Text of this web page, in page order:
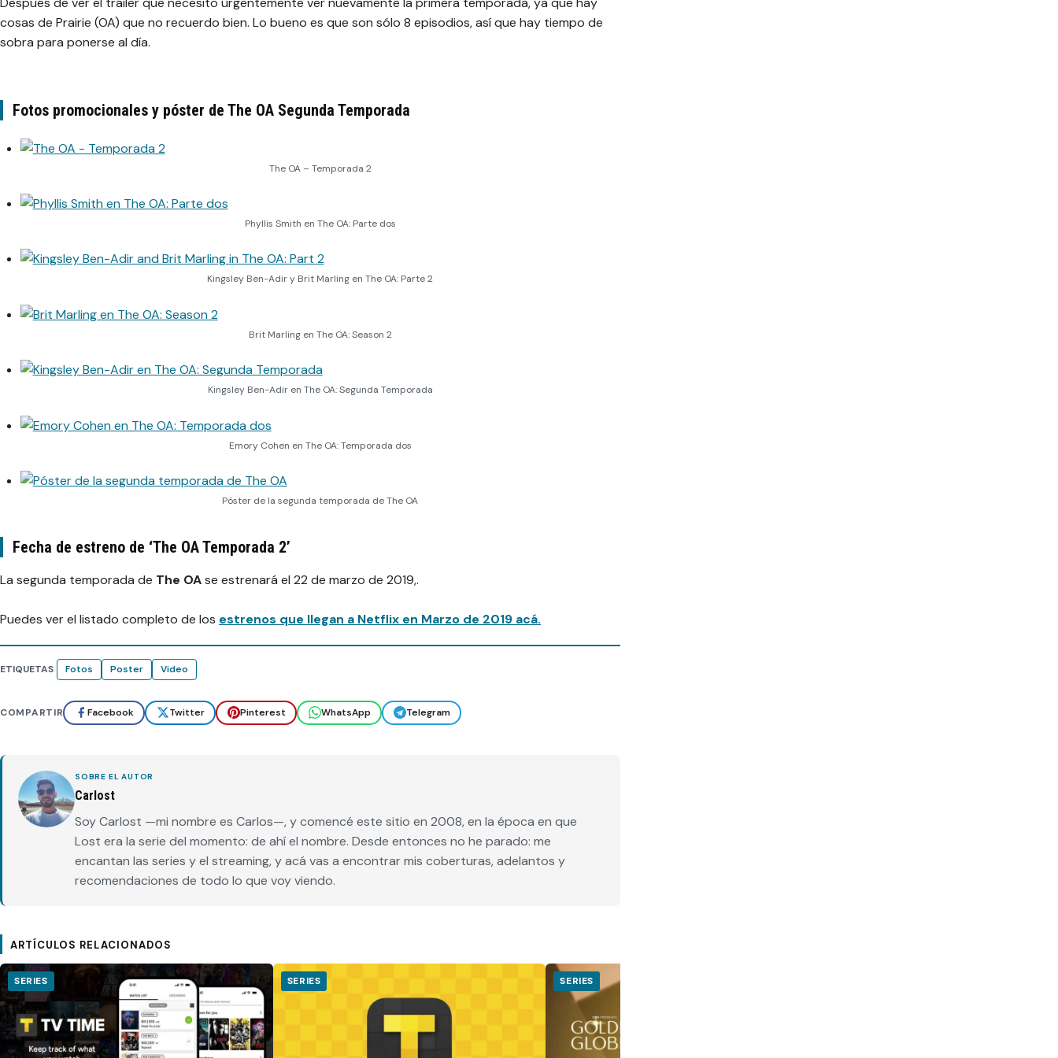
cosas de Prairie (OA) que no recuerdo bien. Lo bueno es que son sólo 8 episodios, así que hay tiempo de
sobra para ponerse al día.
Fotos promocionales y póster de The OA Segunda Temporada
The OA – Temporada 2
Phyllis Smith en The OA: Parte dos
Kingsley Ben-Adir y Brit Marling en The OA: Parte 2
Brit Marling en The OA: Season 2
Kingsley Ben-Adir en The OA: Segunda Temporada
Emory Cohen en The OA: Temporada dos
Póster de la segunda temporada de The OA
Fecha de estreno de ‘The OA Temporada 2’
La segunda temporada de The OAse estrenará el 22 de marzo de 2019,.
Puedes ver el listado completo de los estrenos que llegan a Netflix en Marzo de 2019 acá.
ETIQUETAS Fotos Poster Video
COMPARTIR Facebook Twitter Pinterest WhatsApp Telegram
SOBRE EL AUTOR
Carlost
Soy Carlost —mi nombre es Carlos—, y comencé este sitio en 2008, en la época en que
Lost era la serie del momento: de ahí el nombre. Desde entonces no he parado: me
encantan las series y el streaming, y acá vas a encontrar mis coberturas, adelantos y
recomendaciones de todo lo que voy viendo.
ARTÍCULOS RELACIONADOS
SERIES SERIES SERIES